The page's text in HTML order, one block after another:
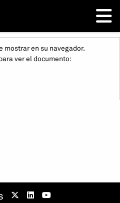
mostrar en su navegador.
ver el documento: